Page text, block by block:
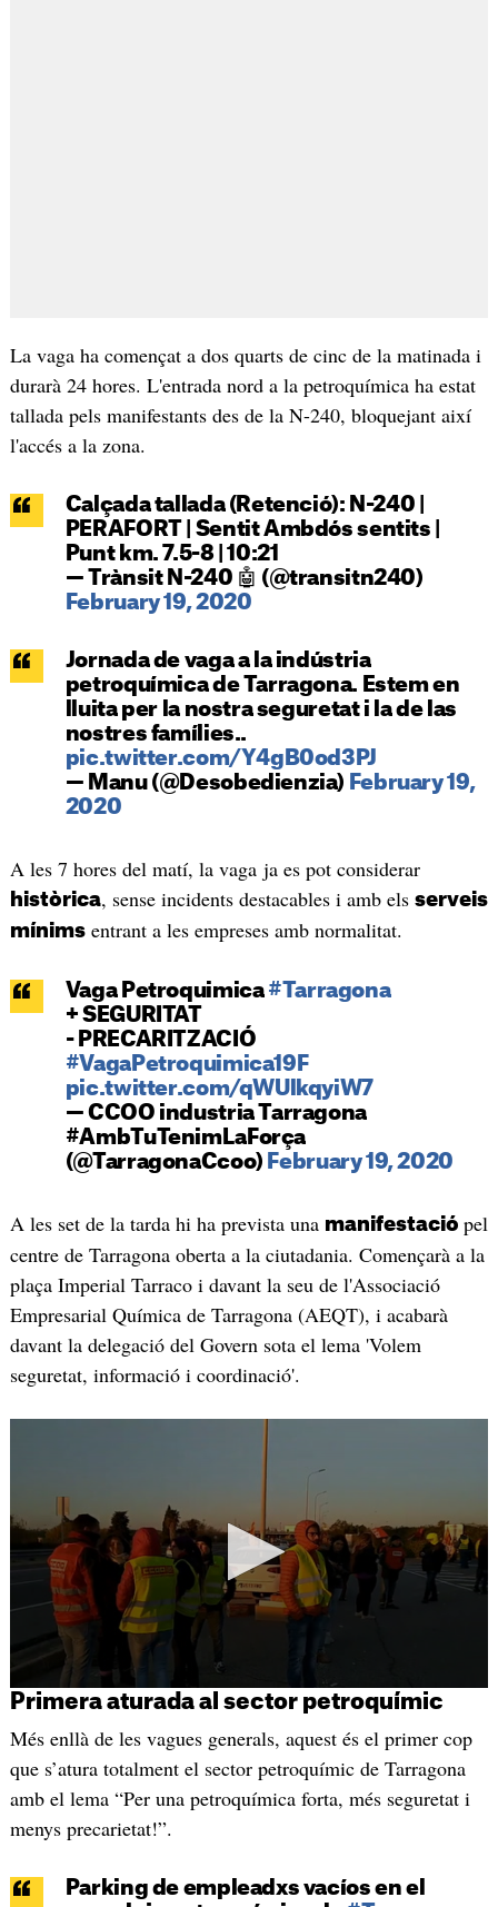
La vaga ha començat a dos quarts de cinc de la matinada i
durarà 24 hores. L'entrada nord a la petroquímica ha estat
tallada pels manifestants des de la N-240, bloquejant així
l'accés a la zona.
Calçada tallada (Retenció): N-240 |
PERAFORT | Sentit Ambdós sentits |
Punt km. 7.5-8 | 10:21
— Trànsit N-240 🤖 (@transitn240)
February 19, 2020
Jornada de vaga a la indústria
petroquímica de Tarragona. Estem en
lluita per la nostra seguretat i la de las
nostres famílies..
pic.twitter.com/Y4gB0od3PJ
— Manu (@Desobedienzia) February 19,
2020
A les 7 hores del matí, la vaga ja es pot considerar
històrica, sense incidents destacables i amb els serveis
mínimsentrant a les empreses amb normalitat.
Vaga Petroquimica #Tarragona
+ SEGURITAT
- PRECARITZACIÓ
#VagaPetroquimica19F
pic.twitter.com/qWUlkqyiW7
— CCOO industria Tarragona
#AmbTuTenimLaForça
(@TarragonaCcoo) February 19, 2020
A les set de la tarda hi ha prevista una manifestació pel
centre de Tarragona oberta a la ciutadania. Començarà a la
plaça Imperial Tarraco i davant la seu de l'Associació
Empresarial Química de Tarragona (AEQT), i acabarà
davant la delegació del Govern sota el lema 'Volem
seguretat, informació i coordinació'.
Primera aturada al sector petroquímic
Més enllà de les vagues generals, aquest és el primer cop
que s’atura totalment el sector petroquímic de Tarragona
amb el lema “Per una petroquímica forta, més seguretat i
menys precarietat!”.
Parking de empleadxs vacíos en el